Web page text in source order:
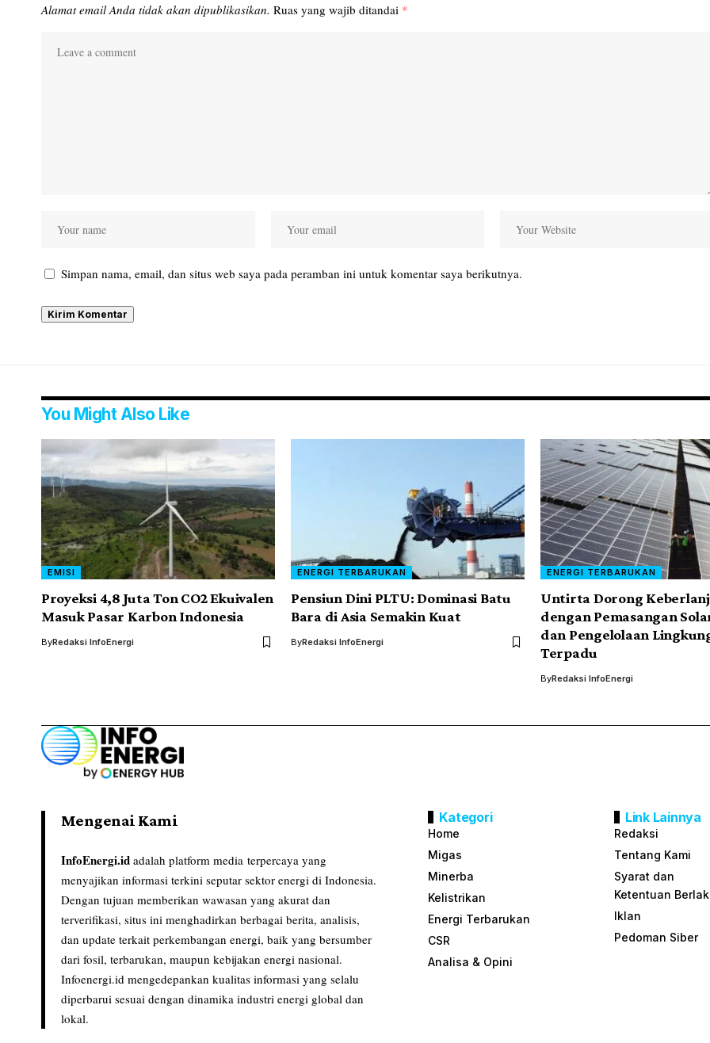
Alamat email Anda tidak akan dipublikasikan. Ruas yang wajib ditandai *
Simpan nama, email, dan situs web saya pada peramban ini untuk komentar saya berikutnya.
You Might Also Like
EMISI
Proyeksi 4,8 Juta Ton CO2 Ekuivalen
Masuk Pasar Karbon Indonesia
ByRedaksi InfoEnergi
ENERGI TERBARUKAN
Pensiun Dini PLTU: Dominasi Batu
Bara di Asia Semakin Kuat
ByRedaksi InfoEnergi
ENERGI TERBARUKAN
Untirta Dorong
dengan Pemasangan
dan Pengelolaan
Terpadu
ByRedaksi InfoEnergi
Mengenai Kami
InfoEnergi.id adalah platform media terpercaya yang
menyajikan informasi terkini seputar sektor energi di Indonesia.
Dengan tujuan memberikan wawasan yang akurat dan
terverifikasi, situs ini menghadirkan berbagai berita, analisis,
dan update terkait perkembangan energi, baik yang bersumber
dari fosil, terbarukan, maupun kebijakan energi nasional.
Infoenergi.id mengedepankan kualitas informasi yang selalu
diperbarui sesuai dengan dinamika industri energi global dan
lokal.
Kategori
Home
Migas
Minerba
Kelistrikan
Energi Terbarukan
CSR
Analisa & Opini
Link Lainnya
Redaksi
Tentang Kami
Syarat dan
Ketentuan
Iklan
Pedoman Siber